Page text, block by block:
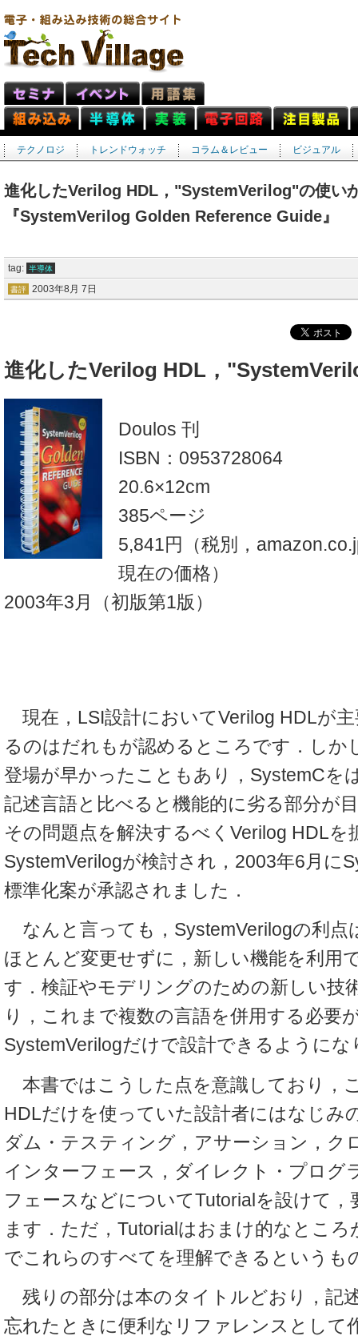
テクノロジ トレンドウォッチ コラム＆レビュー ビジュアル
進化したVerilog HDL，"SystemVerilog"の使
『SystemVerilog Golden Reference Guide』
tag: 半導体
書評 2003年8月 7日
進化したVerilog HDL，
Doulos 刊
ISBN：0953728064
20.6×12cm
385ページ
5,841円（税別，
現在の価格）
2003年3月（初版第1版）
現在，LSI設計においてVerilog HDLが
るのはだれもが認めるところです．しか
登場が早かったこともあり，SystemCを
記述言語と比べると機能的に劣る部分が
その問題点を解決するべくVerilog HDLを
SystemVerilogが検討され，2003年6月に
標準化案が承認されました．
なんと言っても，SystemVerilogの利点
ほとんど変更せずに，新しい機能を利用
す．検証やモデリングのための新しい技
り，これまで複数の言語を併用する必要
SystemVerilogだけで設計できるようにな
本書ではこうした点を意識しており，
HDLだけを使っていた設計者にはなじみ
ダム・テスティング，アサーション，ク
インターフェース，ダイレクト・プログ
フェースなどについてTutorialを設けて，
ます．ただ，Tutorialはおまけ的なとこ
でこれらのすべてを理解できるというも
残りの部分は本のタイトルどおり，記
忘れたときに便利なリファレンスとして